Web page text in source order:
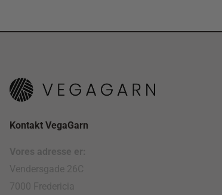
Kontakt VegaGarn
Vores adresse er:
Vendersgade 26C
7000 Fredericia